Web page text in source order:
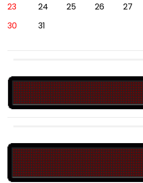
23
24 25 26 27
30
31